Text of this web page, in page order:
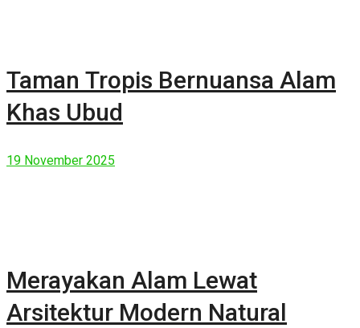
Taman Tropis Bernuansa Alam
Khas Ubud
19 November 2025
Merayakan Alam Lewat
Arsitektur Modern Natural